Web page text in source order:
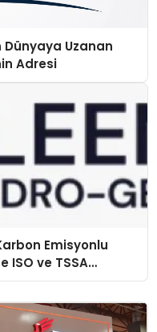
Dünyaya Uzanan
Adresi
Emisyonlu
ISO ve TSSA